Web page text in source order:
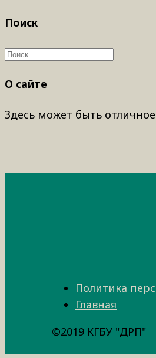
Поиск
О сайте
Здесь может быть
Политика
Главная
©2019 КГБУ "ДРП"